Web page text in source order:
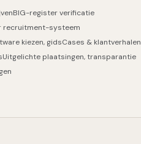
BIG-register verificatie
recruitment-systeem
kiezen, gidsCases & klantverhalen
Uitgelichte plaatsingen, transparantie